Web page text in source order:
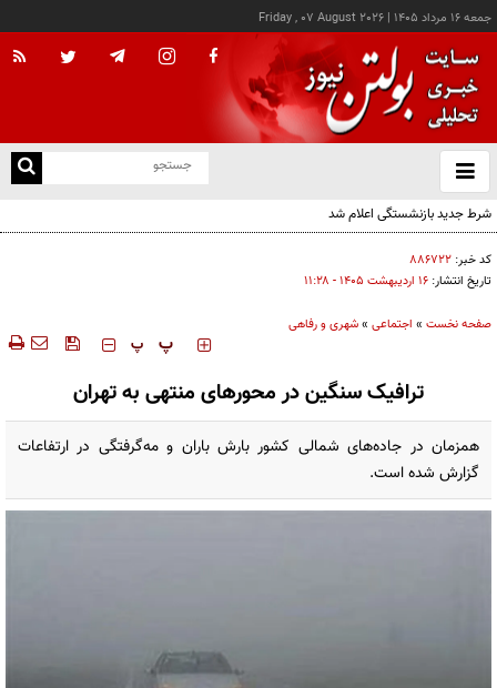
جمعه ۱۶ مرداد ۱۴۰۵ |
Friday , 07 August 2026
باز
و
شرط جدید بازنشستگی اعلام شد
کد خبر: ۸۸۶۷۲۲
تاریخ انتشار: ۱۶ ارديبهشت ۱۴۰۵ - ۱۱:۲۸
صفحه نخست » اجتماعی »شهری و رفاهی
‍‍‍ پ پ
ترافیک سنگین در محورهای منتهی به تهران
همزمان در جاده‌های شمالی کشور بارش باران و مه‌گرفتگی در ارتفاعات
گزارش شده است.